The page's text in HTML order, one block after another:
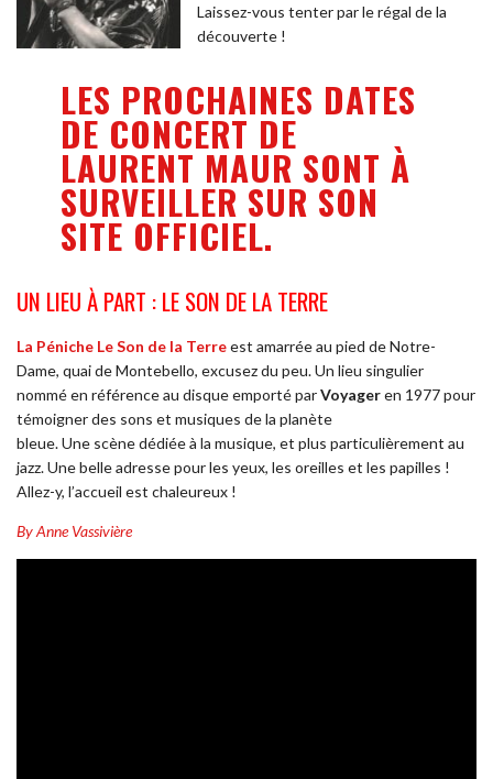
Laissez-vous tenter par le régal de la
découverte !
LES PROCHAINES DATES
DE CONCERT DE
LAURENT MAUR SONT À
SURVEILLER SUR SON
SITE OFFICIEL.
UN LIEU À PART : LE SON DE LA TERRE
La Péniche Le Son de la Terreest amarrée au pied de Notre-
Dame, quai de Montebello, excusez du peu. Un lieu singulier
nommé en référence au disque emporté parVoyageren 1977 pour
témoigner des sons et musiques de la planète
bleue. Une scène dédiée à la musique, et plus particulièrement au
jazz. Une belle adresse pour les yeux, les oreilles et les papilles !
Allez-y, l’accueil est chaleureux !
By Anne Vassivière